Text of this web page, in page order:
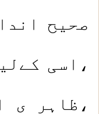
صحیح
،اسی
،ظاہر ی